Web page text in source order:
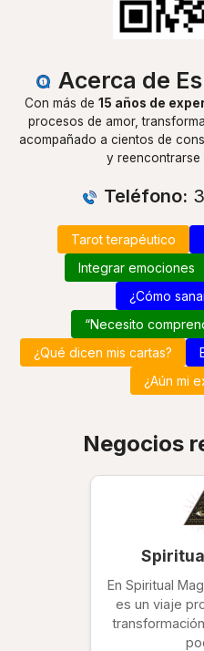
Acerca de
Con más de 15 años de
procesos de amor,
acompañado a cientos de
y reencontrarse
Teléfono:
Tarot terapéutico
Integrar emociones
¿Cómo
“Necesito
¿Qué dicen mis cartas?
¿Aún mi
Negocios
En Spiritual
es un viaje